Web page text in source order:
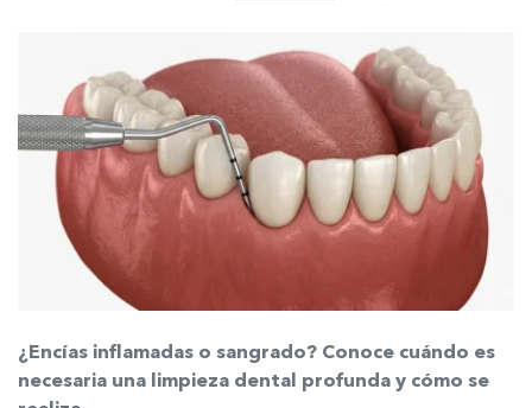
¿Encías inflamadas o sangrado? Conoce cuándo es
necesaria una limpieza dental profunda y cómo se